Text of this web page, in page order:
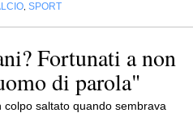
SPORT
Fortunati a non
di parola"
colpo saltato quando sembrava